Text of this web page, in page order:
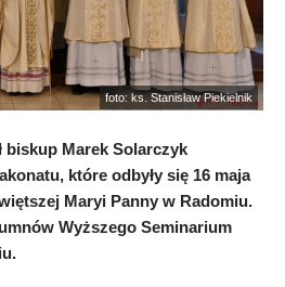
foto: ks. Stanisław Piekielnik
biskup Marek Solarczyk
które odbyły się 16 maja
Maryi Panny w Radomiu.
Wyższego Seminarium